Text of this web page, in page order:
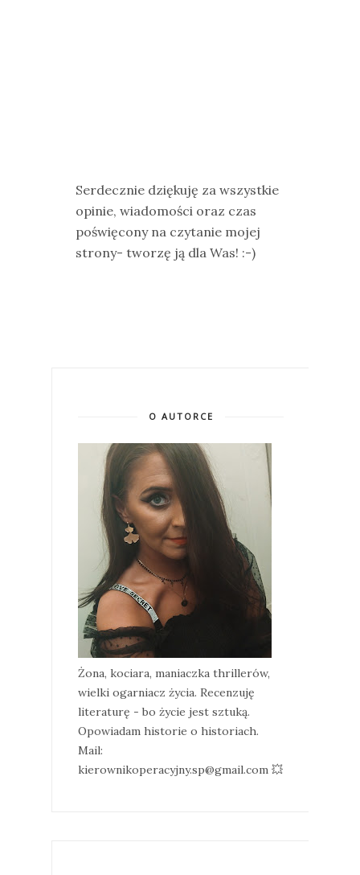
Serdecznie dziękuję za wszystkie
opinie, wiadomości oraz czas
poświęcony na czytanie mojej
strony- tworzę ją dla Was! :-)
O AUTORCE
Żona, kociara, maniaczka thrillerów,
wielki ogarniacz życia. Recenzuję
literaturę - bo życie jest sztuką.
Opowiadam historie o historiach.
Mail:
kierownikoperacyjny.sp@gmail.com 💥